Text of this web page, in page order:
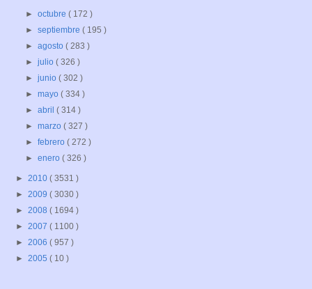
►octubre( 172 )
►septiembre( 195 )
►agosto( 283 )
►julio( 326 )
►junio( 302 )
►mayo( 334 )
►abril( 314 )
►marzo( 327 )
►febrero( 272 )
►enero( 326 )
► 2010 ( 3531 )
► 2009 ( 3030 )
► 2008 ( 1694 )
► 2007 ( 1100 )
► 2006 ( 957 )
► 2005 ( 10 )